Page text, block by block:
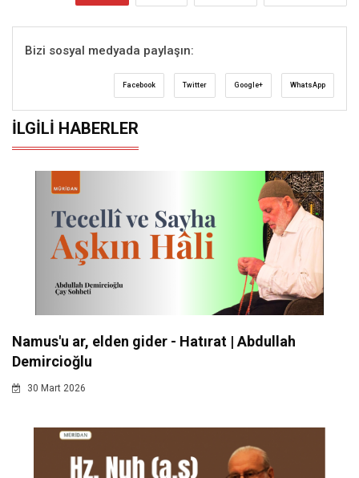
Bizi sosyal medyada paylaşın:
Facebook Twitter Google+ WhatsApp
İLGILI HABERLER
Namus'u ar, elden gider - Hatırat | Abdullah
Demircioğlu
30 Mart 2026